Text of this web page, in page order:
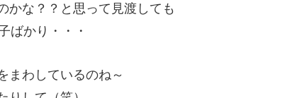
かな？？と思って見渡しても
ばかり・・・
まわしているのね～